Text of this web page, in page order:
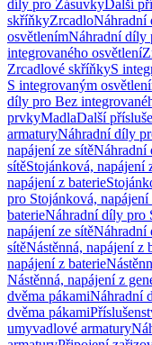
díly pro ZásuvkyDalší
skříňkyZrcadloNáhradní
osvětlenímNáhradní díly
integrovaného osvětlení
Zrcadlové skříňkyS
S integrovaným
díly pro Bez
prvkyMadlaDalší
armaturyNáhradní díly
napájení ze sítěNáhradní
sítěStojánková, napájení
napájení z baterie
pro Stojánková, napájení
baterieNáhradní díly pro
napájení ze sítěNáhradní
sítěNástěnná, napájení z
napájení z baterie
Nástěnná, napájení z
dvěma pákamiNáhradní
dvěma pákami
umyvadlové armatury